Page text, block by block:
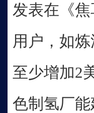
发表在《
用户，如
至少增加2
色制氢厂